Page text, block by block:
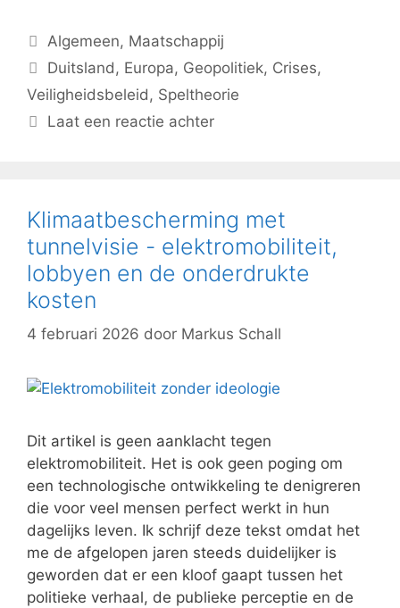
Categorieën
Algemeen, Maatschappij
Tags
Duitsland , Europa, Geopolitiek, Crises,
Veiligheidsbeleid , Speltheorie
Laat een reactie achter
Klimaatbescherming met
tunnelvisie - elektromobiliteit,
lobbyen en de onderdrukte
kosten
4 februari 2026 door Markus Schall
Dit artikel is geen aanklacht tegen
elektromobiliteit. Het is ook geen poging om
een technologische ontwikkeling te denigreren
die voor veel mensen perfect werkt in hun
dagelijks leven. Ik schrijf deze tekst omdat het
me de afgelopen jaren steeds duidelijker is
geworden dat er een kloof gaapt tussen het
politieke verhaal, de publieke perceptie en de